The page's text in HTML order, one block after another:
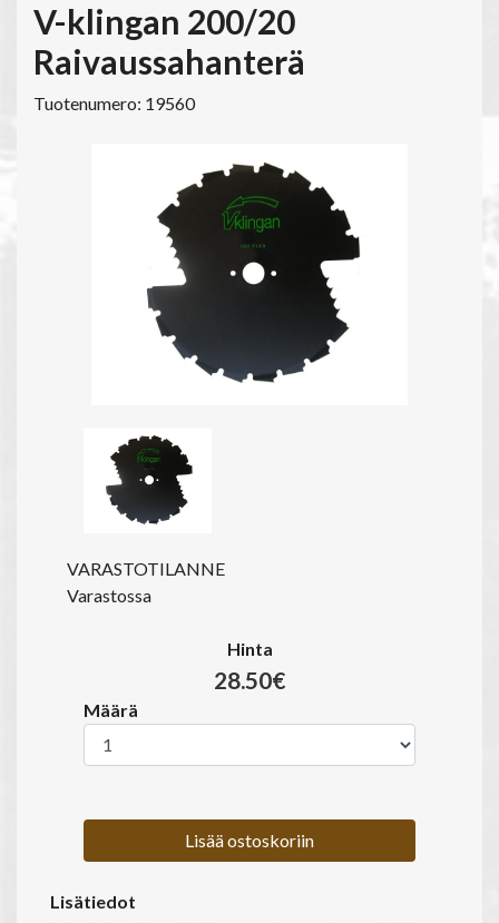
V-klingan 200/20
Raivaussahanterä
Tuotenumero: 19560
VARASTOTILANNE
Varastossa
Hinta
28.50€
Määrä
Lisää ostoskoriin
Lisätiedot